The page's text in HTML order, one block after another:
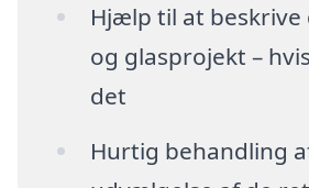
Hjælp til at beskrive
og glasprojekt –
det
Hurtig behandling